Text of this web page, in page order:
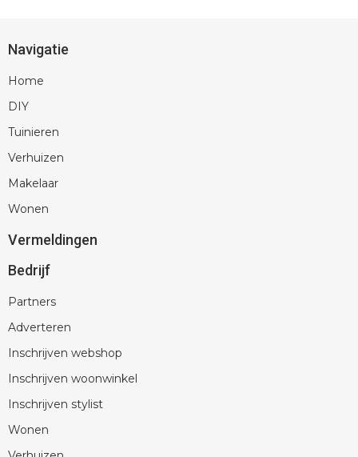
Navigatie
Home
DIY
Tuinieren
Verhuizen
Makelaar
Wonen
Vermeldingen
Bedrijf
Partners
Adverteren
Inschrijven webshop
Inschrijven woonwinkel
Inschrijven stylist
Wonen